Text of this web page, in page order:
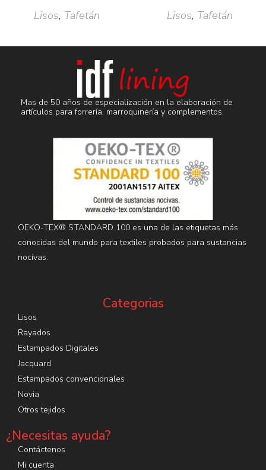
Lisos, Tafetán Lisos, Tafetán
Mas de 50 años de especialización en la elaboración de
artículos para forrería, marroquinería y complementos.
OEKO-TEX® STANDARD 100 es una de las etiquetas más
conocidas del mundo para textiles probados para sustancias
nocivas.
Categorias
Lisos
Rayados
Estampados Digitales
Jacquard
Estampados convencionales
Novia
Otros tejidos
¿Necesitas ayuda?
Contáctenos
Mi cuenta